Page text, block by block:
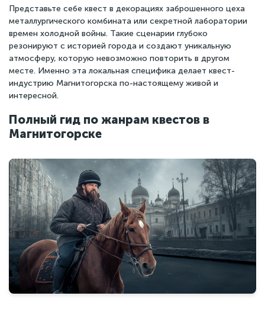
Представьте себе квест в декорациях заброшенного цеха
металлургического комбината или секретной лаборатории
времен холодной войны. Такие сценарии глубоко
резонируют с историей города и создают уникальную
атмосферу, которую невозможно повторить в другом
месте. Именно эта локальная специфика делает квест-
индустрию Магнитогорска по-настоящему живой и
интересной.
Полный гид по жанрам квестов в
Магнитогорске